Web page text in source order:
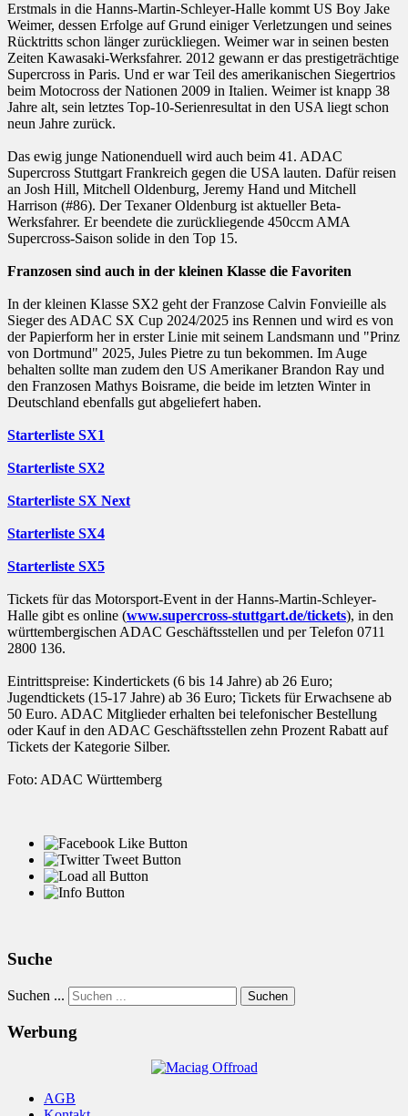
Erstmals in die Hanns-Martin-Schleyer-Halle kommt US Boy Jake
Weimer, dessen Erfolge auf Grund einiger Verletzungen und seines
Rücktritts schon länger zurückliegen. Weimer war in seinen besten
Zeiten Kawasaki-Werksfahrer. 2012 gewann er das prestigeträchtige
Supercross in Paris. Und er war Teil des amerikanischen Siegertrios
beim Motocross der Nationen 2009 in Italien. Weimer ist knapp 38
Jahre alt, sein letztes Top-10-Serienresultat in den USA liegt schon
neun Jahre zurück.
Das ewig junge Nationenduell wird auch beim 41. ADAC
Supercross Stuttgart Frankreich gegen die USA lauten. Dafür reisen
an Josh Hill, Mitchell Oldenburg, Jeremy Hand und Mitchell
Harrison (#86). Der Texaner Oldenburg ist aktueller Beta-
Werksfahrer. Er beendete die zurückliegende 450ccm AMA
Supercross-Saison solide in den Top 15.
Franzosen sind auch in der kleinen Klasse die Favoriten
In der kleinen Klasse SX2 geht der Franzose Calvin Fonvieille als
Sieger des ADAC SX Cup 2024/2025 ins Rennen und wird es von
der Papierform her in erster Linie mit seinem Landsmann und "Prinz
von Dortmund" 2025, Jules Pietre zu tun bekommen. Im Auge
behalten sollte man zudem den US Amerikaner Brandon Ray und
den Franzosen Mathys Boisrame, die beide im letzten Winter in
Deutschland ebenfalls gut abgeliefert haben.
Starterliste SX1
Starterliste SX2
Starterliste SX Next
Starterliste SX4
Starterliste SX5
Tickets für das Motorsport-Event in der Hanns-Martin-Schleyer-
Halle gibt es online (www.supercross-stuttgart.de/tickets), in den
württembergischen ADAC Geschäftsstellen und per Telefon 0711
2800 136.
Eintrittspreise: Kindertickets (6 bis 14 Jahre) ab 26 Euro;
Jugendtickets (15-17 Jahre) ab 36 Euro; Tickets für Erwachsene ab
50 Euro. ADAC Mitglieder erhalten bei telefonischer Bestellung
oder Kauf in den ADAC Geschäftsstellen zehn Prozent Rabatt auf
Tickets der Kategorie Silber.
Foto: ADAC Württemberg
Suche
Suchen ... Suchen
Werbung
AGB